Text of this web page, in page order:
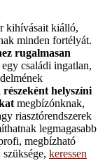
kihívásait kiálló,
minden fortélyát.
rugalmasan
családi ingatlan,
helyszíni
megbízónknak,
riasztórendszerek
legmagasabb
megbízható
keressen